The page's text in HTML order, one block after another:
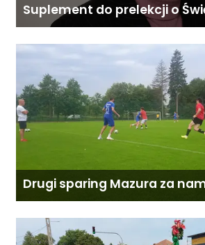
Suplement do prelekcji o
Drugi sparing Mazura za